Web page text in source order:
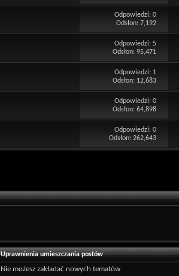
Odpowiedzi:0
Odsłon: 7,192
Odpowiedzi:5
Odsłon: 95,471
Odpowiedzi: 1
Odsłon: 12,683
Odpowiedzi:0
Odsłon: 64,898
Odpowiedzi:0
Odsłon: 262,643
Uprawnienia umieszczania postów
Nie możesz zakładać nowych tematów